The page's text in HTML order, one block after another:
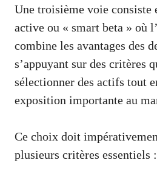
Une troisième voie consiste
active ou « smart beta » où
combine les avantages des
s’appuyant sur des critères
sélectionner des actifs tout
exposition importante au
Ce choix doit
plusieurs critères essentiels :